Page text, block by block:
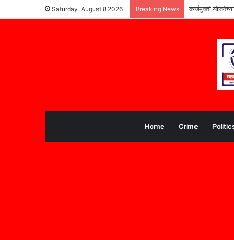
Saturday, August 8 2026 Breaking News कर्जमुक्ती
Home Crime